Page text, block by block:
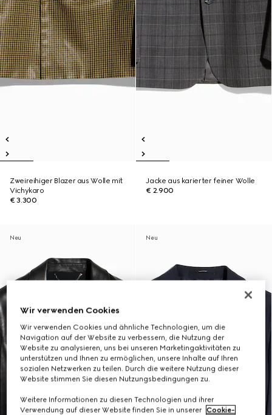
Zweireihiger Blazer aus Wolle mit
Vichykaro
€ 3.300
Jacke aus karierter feiner Wolle
€ 2.900
Neu Neu
Wir verwenden Cookies
Wir verwenden Cookies und ähnliche Technologien, um die
Navigation auf der Website zu verbessern, die Nutzung der
Website zu analysieren, uns bei unseren Marketingaktivitäten zu
unterstützen und Ihnen zu ermöglichen, unsere Inhalte auf Ihren
sozialen Netzwerken zu teilen. Durch die weitere Nutzung dieser
Website stimmen Sie diesen Nutzungsbedingungen zu.
Weitere Informationen zu diesen Technologien und ihrer
Verwendung auf dieser Website finden Sie in unserer Cookie-